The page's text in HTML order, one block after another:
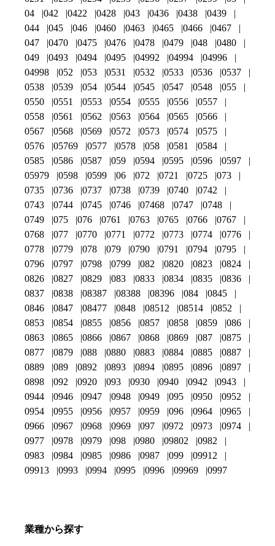
04
042 0422 0428 043 0436 0438
0439
044
045 046 0460 0463 0465 0466
0467
047
0470 0475 0476 0478 0479 048
0480
049
0493 0494 0495 04992 04994
04996
04998
052 053 0531 0532 0533 0536
0537
0538
0539 054 0544 0545 0547 0548
055
0550
0551 0553 0554 0555 0556
0557
0558
0561 0562 0563 0564 0565
0566
0567
0568 0569 0572 0573 0574
0575
0576
05769 0577 0578 058 0581
0584
0585
0586 0587 059 0594 0595 0596
0597
05979
0598 0599 06 072 0721 0725
073
0735
0736 0737 0738 0739 0740
0742
0743
0744 0745 0746 07468 0747
0748
0749
075 076 0761 0763 0765 0766
0767
0768
077 0770 0771 0772 0773 0774
0776
0778
0779 078 079 0790 0791 0794
0795
0796
0797 0798 0799 082 0820 0823
0824
0826
0827 0829 083 0833 0834 0835
0836
0837
0838 08387 08388 08396 084
0845
0846
0847 08477 0848 08512 08514
0852
0853
0854 0855 0856 0857 0858 0859
086
0863
0865 0866 0867 0868 0869 087
0875
0877
0879 088 0880 0883 0884 0885
0887
0889
089 0892 0893 0894 0895 0896
0897
0898
092 0920 093 0930 0940 0942
0943
0944
0946 0947 0948 0949 095 0950
0952
0954
0955 0956 0957 0959 096 0964
0965
0966
0967 0968 0969 097 0972 0973
0974
0977
0978 0979 098 0980 09802
0982
0983
0984 0985 0986 0987 099
09912
09913
0993 0994 0995 0996 09969 0997
業種から探す